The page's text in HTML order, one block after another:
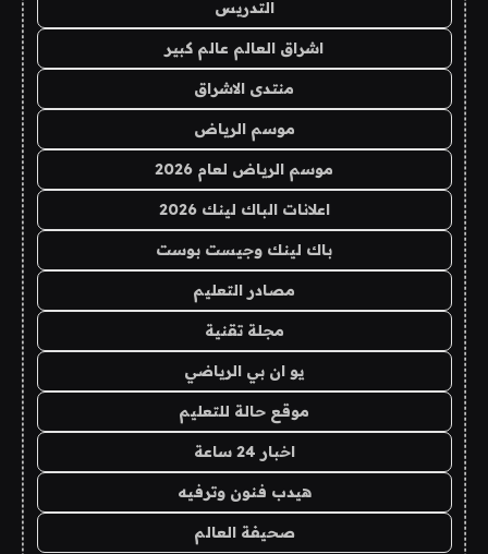
التدريس
اشراق العالم عالم كبير
منتدى الاشراق
موسم الرياض
موسم الرياض لعام 2026
اعلانات الباك لينك 2026
باك لينك وجيست بوست
مصادر التعليم
مجلة تقنية
يو ان بي الرياضي
موقع حالة للتعليم
اخبار 24 ساعة
هيدب فنون وترفيه
صحيفة العالم